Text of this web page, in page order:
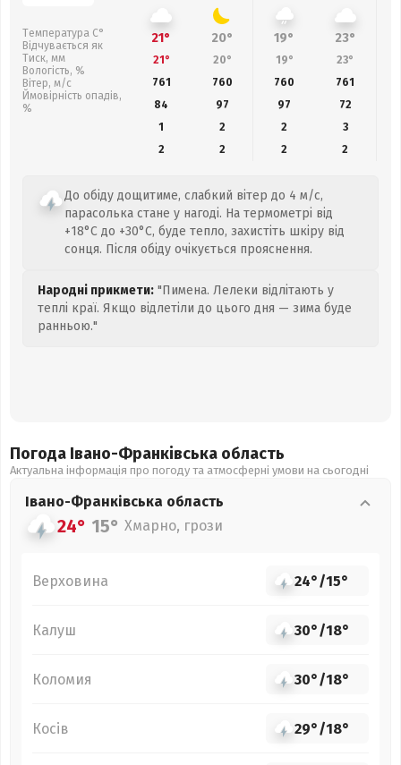
Температура С°
Відчувається як
Тиск, мм
Вологість, %
Вітер, м/с
Ймовірність опадів,
%
21° 20° 19° 23°
21° 20° 19° 23°
761
760 760 761
84
97 97 72
1
2 2
3
2
2 2 2
До обіду дощитиме, слабкий вітер до 4 м/с,
парасолька стане у нагоді. На термометрі від
+18°C до +30°C, буде тепло, захистіть шкіру від
сонця. Після обіду очікується прояснення.
Народні прикмети: "Пимена. Лелеки відлітають у
теплі краї. Якщо відлетіли до цього дня — зима буде
ранньою."
Погода Івано-Франківська область
Актуальна інформація про погоду та атмосферні умови на сьогодні
Івано-Франківська область
24° 15° Хмарно, грози
Верховина 24°/15°
Калуш 30°/18°
Коломия 30°/18°
Косів 29°/18°